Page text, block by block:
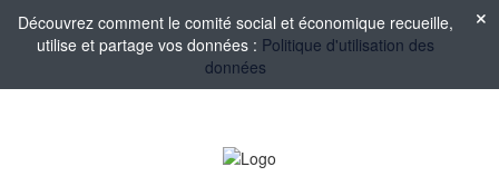
Découvrez comment le comité social et économique recueille,
utilise et partage vos données : Politique d'utilisation des
données